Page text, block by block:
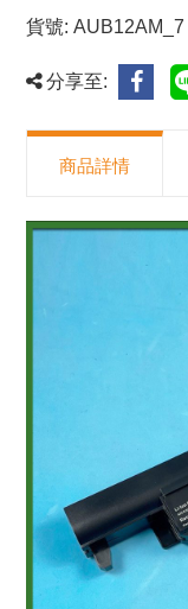
貨號:AUB12AM_7
分享至:
商品詳情